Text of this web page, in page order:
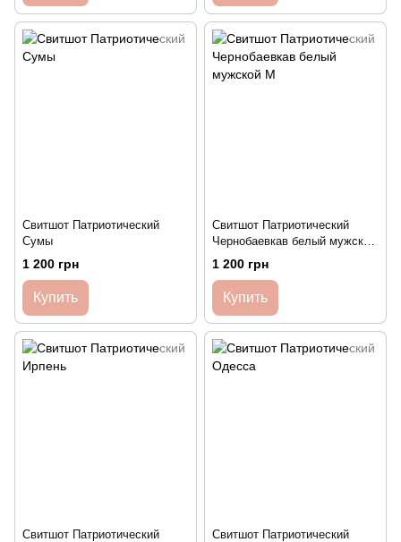
Свитшот Патриотический
Сумы
1 200 грн
Купить
Свитшот Патриотический
Чернобаевкав белый мужской
M
1 200 грн
Купить
Свитшот Патриотический
Свитшот Патриотический